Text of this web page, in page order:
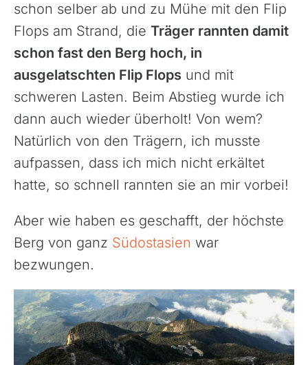
schon selber ab und zu Mühe mit den Flip
Flops am Strand, die Träger rannten damit
schon fast den Berg hoch, in
ausgelatschten Flip Flopsund mit
schweren Lasten. Beim Abstieg wurde ich
dann auch wieder überholt! Von wem?
Natürlich von den Trägern, ich musste
aufpassen, dass ich mich nicht erkältet
hatte, so schnell rannten sie an mir vorbei!
Aber wie haben es geschafft, der höchste
Berg von ganz Südostasien war
bezwungen.